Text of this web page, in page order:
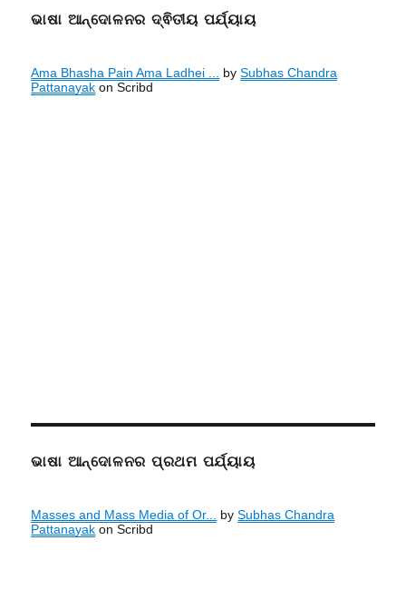
ଭାଷା ଆନ୍ଦୋଳନର ଦ୍ଵିତୀୟ ପର୍ଯ୍ୟାୟ
Ama Bhasha Pain Ama Ladhei ... bySubhas Chandra
Pattanayak on Scribd
ଭାଷା ଆନ୍ଦୋଳନର ପ୍ରଥମ ପର୍ଯ୍ୟାୟ
Masses and Mass Media of Or... bySubhas Chandra
Pattanayak on Scribd